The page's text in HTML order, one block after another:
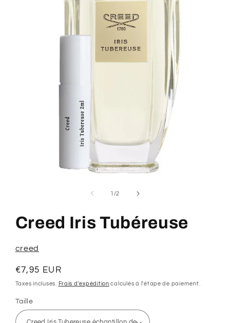
une
fenêtre
modale
1 /de
2
Creed Iris Tubéreuse
creed
Prix
habituel
€7,95 EUR
Taxes incluses. Frais d'expédition calculés à l'étape de paiement.
Taille